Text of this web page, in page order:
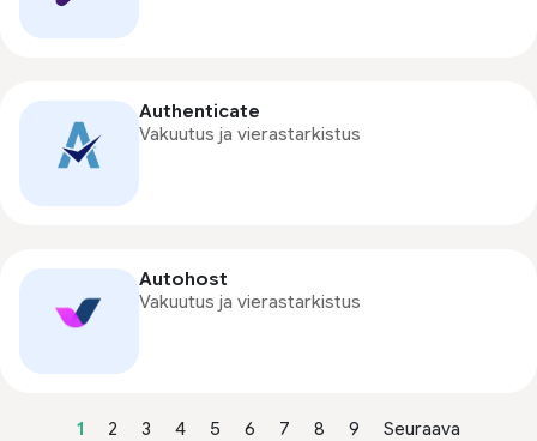
Authenticate
Vakuutus ja vierastarkistus
Autohost
Vakuutus ja vierastarkistus
1 2 3 4 5 6 7 8 9 Seuraava